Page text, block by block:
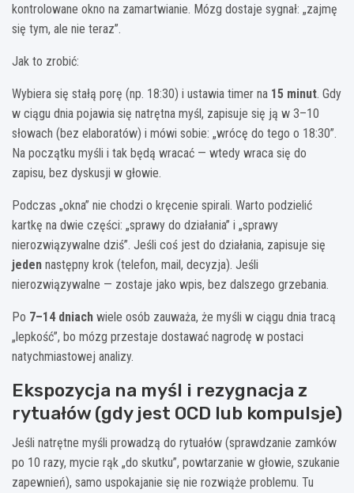
kontrolowane okno na zamartwianie. Mózg dostaje sygnał: „zajmę
się tym, ale nie teraz”.
Jak to zrobić:
Wybiera się stałą porę (np. 18:30) i ustawia timer na 15 minut. Gdy
w ciągu dnia pojawia się natrętna myśl, zapisuje się ją w 3–10
słowach (bez elaboratów) i mówi sobie: „wrócę do tego o 18:30”.
Na początku myśli i tak będą wracać — wtedy wraca się do
zapisu, bez dyskusji w głowie.
Podczas „okna” nie chodzi o kręcenie spirali. Warto podzielić
kartkę na dwie części: „sprawy do działania” i „sprawy
nierozwiązywalne dziś”. Jeśli coś jest do działania, zapisuje się
jeden następny krok (telefon, mail, decyzja). Jeśli
nierozwiązywalne — zostaje jako wpis, bez dalszego grzebania.
Po 7–14 dniach wiele osób zauważa, że myśli w ciągu dnia tracą
„lepkość”, bo mózg przestaje dostawać nagrodę w postaci
natychmiastowej analizy.
Ekspozycja na myśl i rezygnacja z
rytuałów (gdy jest OCD lub kompulsje)
Jeśli natrętne myśli prowadzą do rytuałów (sprawdzanie zamków
po 10 razy, mycie rąk „do skutku”, powtarzanie w głowie, szukanie
zapewnień), samo uspokajanie się nie rozwiąże problemu. Tu